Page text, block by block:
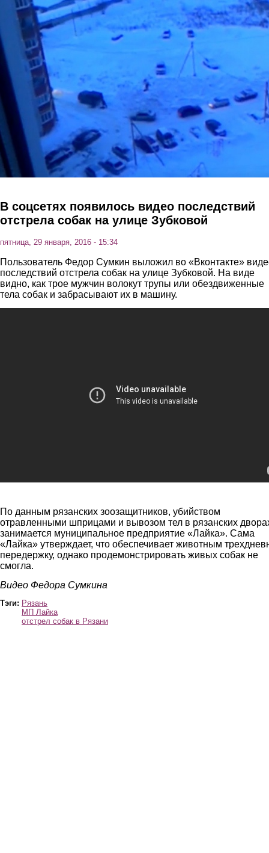
Перейти к основному содержанию
В соцсетях появилось видео последствий
отстрела собак на улице Зубковой
пятница, 29 января, 2016 - 15:34
Пользователь Федор Сумкин выложил во «Вконтакте»
последствий отстрела собак на улице Зубковой. На виде
видно, как трое мужчин волокут трупы или обездвиженные
тела собак и забрасывают их в машину.
По данным рязанских зоозащитников, убийством
отравленными шприцами и вывозом тел в рязанских
занимается муниципальное предприятие «Лайка». Сама
«Лайка» утверждает, что обеспечивает животным
передержку, однако продемонстрировать живых собак не
смогла.
Видео Федора Сумкина
Тэги: Рязань
МП Лайка
отстрел собак в Рязани